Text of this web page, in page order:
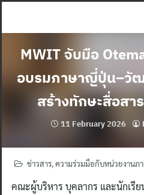
MWIT จับมือ
อบรมภาษาญี่ปุ่น–วั
สร้างทักษะสื่อส
11 February 2026
ข่าวสาร,ความร่วมมือกับหน่วยงานภ
คณะผู้บริหาร บุคลากร และนักเรี